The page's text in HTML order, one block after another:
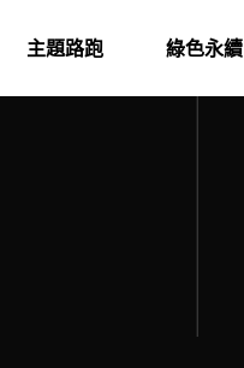
主題路跑 綠色永續